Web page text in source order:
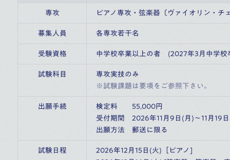
専攻 ピアノ専攻・弦楽器〔ヴァイオリン・
募集人員 各専攻若干名
受験資格 中学校卒業以上の者　(2027年3月中学校
試験科目
専攻実技のみ
※試験課題は要項をご参照下さい。
出願手続
検定料　　55,000円
受付期間　2026年11月9日(月)～11月19
出願方法　郵送に限る
試験日程
2026年12月15日(火)［ピアノ]